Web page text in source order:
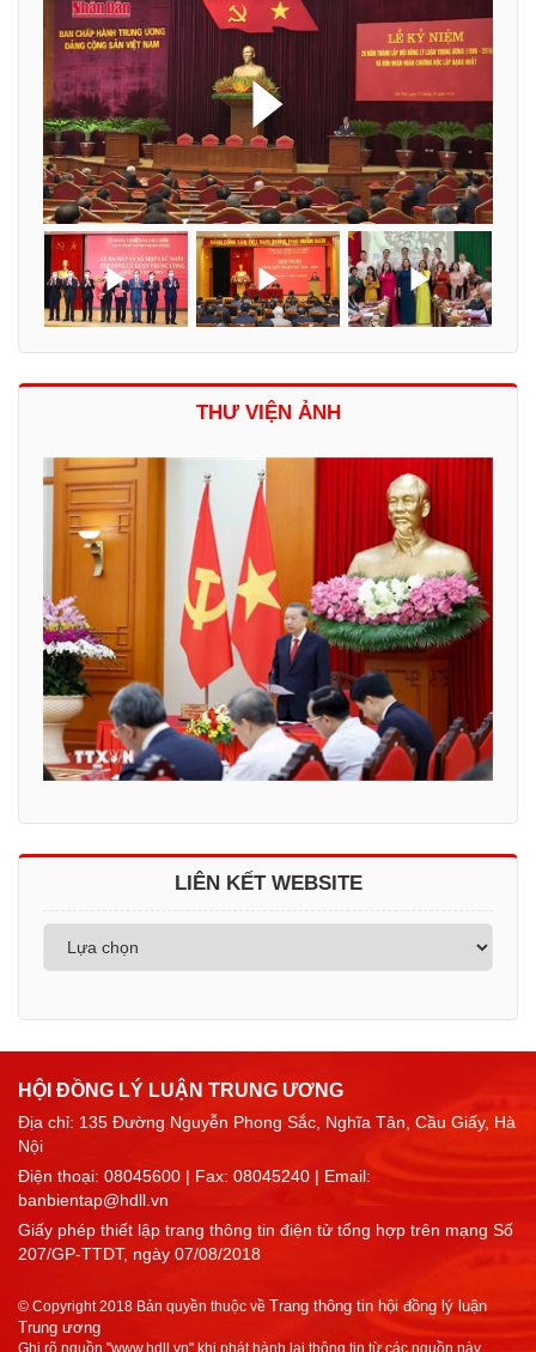
THƯ VIỆN ẢNH
LIÊN KẾT WEBSITE
HỘI ĐỒNG LÝ LUẬN TRUNG ƯƠNG
Địa chỉ: 135 Đường Nguyễn Phong Sắc, Nghĩa Tân, Cầu Giấy, Hà
Nội
Điện thoại: 08045600 | Fax: 08045240 | Email:
banbientap@hdll.vn
Giấy phép thiết lập trang thông tin điện tử tổng hợp trên mạng Số
207/GP-TTDT, ngày 07/08/2018
© Copyright 2018 Bản quyền thuộc về Trang thông tin hội đồng lý luận
Trung ương
Ghi rõ nguồn "www.hdll.vn" khi phát hành lại thông tin từ các nguồn này